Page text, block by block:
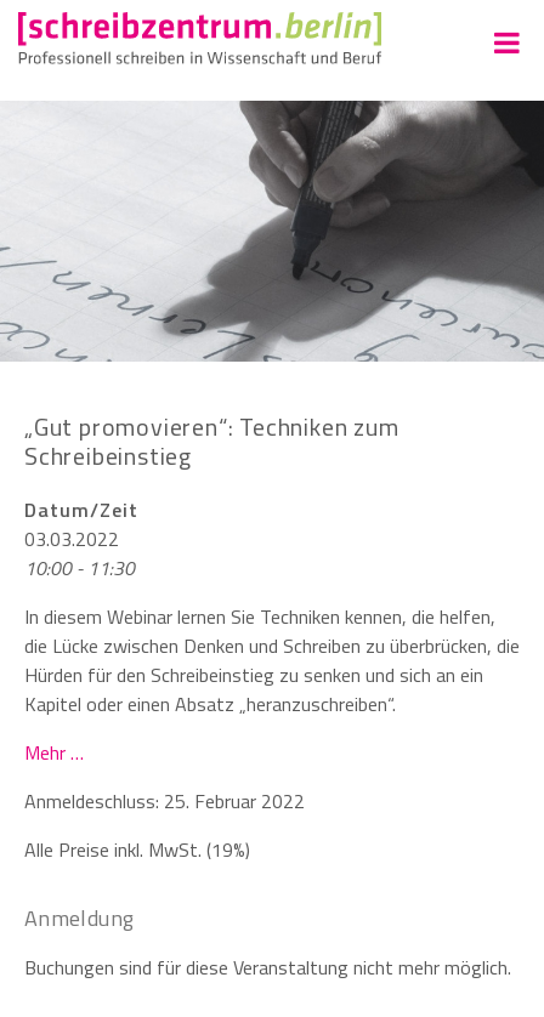
„Gut promovieren“: Techniken zum
Schreibeinstieg
Datum/Zeit
03.03.2022
10:00 - 11:30
In diesem Webinar lernen Sie Techniken kennen, die helfen,
die Lücke zwischen Denken und Schreiben zu überbrücken, die
Hürden für den Schreibeinstieg zu senken und sich an ein
Kapitel oder einen Absatz „heranzuschreiben“.
Mehr …
Anmeldeschluss: 25. Februar 2022
Alle Preise inkl. MwSt. (19%)
Anmeldung
Buchungen sind für diese Veranstaltung nicht mehr möglich.